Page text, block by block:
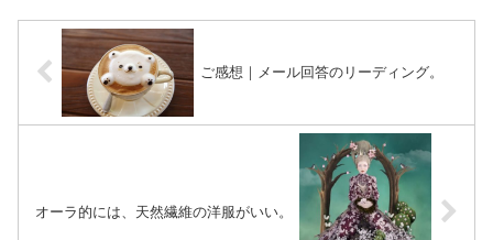
ご感想｜メール回答のリーディング。
オーラ的には、天然繊維の洋服がいい。